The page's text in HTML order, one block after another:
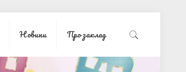
Новини Про заклад